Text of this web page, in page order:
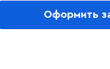
Оформить